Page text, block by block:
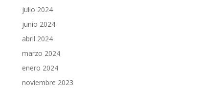
julio 2024
junio 2024
abril 2024
marzo 2024
enero 2024
noviembre 2023